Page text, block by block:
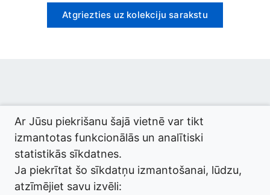
Atgriezties uz kolekciju sarakstu
© 2026 termini.gov.lv. Izstrādātājs:Tilde.
Ar Jūsu piekrišanu šajā vietnē var tikt
izmantotas funkcionālās un analītiski
statistikās sīkdatnes.
Ja piekrītat šo sīkdatņu izmantošanai, lūdzu,
atzīmējiet savu izvēli: